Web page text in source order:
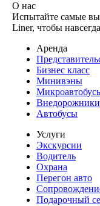
О нас
Испытайте самые
Liner, чтобы
Аренда
Бизнес класс
Минивэны
Внедорожники
Автобусы
Услуги
Экскурсии
Водитель
Охрана
Перегон авто
Подарочный